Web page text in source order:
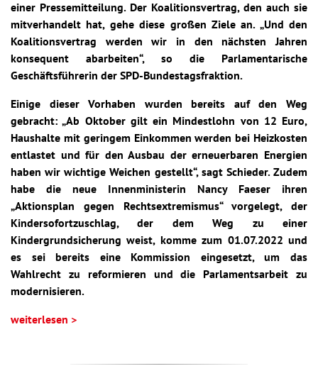
einer Pressemitteilung. Der Koalitionsvertrag, den auch sie
mitverhandelt hat, gehe diese großen Ziele an. „Und den
Koalitionsvertrag werden wir in den nächsten Jahren
konsequent abarbeiten“, so die Parlamentarische
Geschäftsführerin der SPD-Bundestagsfraktion.
Einige dieser Vorhaben wurden bereits auf den Weg
gebracht: „Ab Oktober gilt ein Mindestlohn von 12 Euro,
Haushalte mit geringem Einkommen werden bei Heizkosten
entlastet und für den Ausbau der erneuerbaren Energien
haben wir wichtige Weichen gestellt“, sagt Schieder. Zudem
habe die neue Innenministerin Nancy Faeser ihren
„Aktionsplan gegen Rechtsextremismus“ vorgelegt, der
Kindersofortzuschlag, der dem Weg zu einer
Kindergrundsicherung weist, komme zum 01.07.2022 und
es sei bereits eine Kommission eingesetzt, um das
Wahlrecht zu reformieren und die Parlamentsarbeit zu
modernisieren.
weiterlesen >